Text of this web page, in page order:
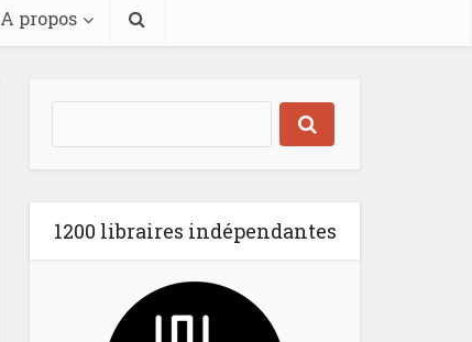
A propos
1200 libraires indépendantes